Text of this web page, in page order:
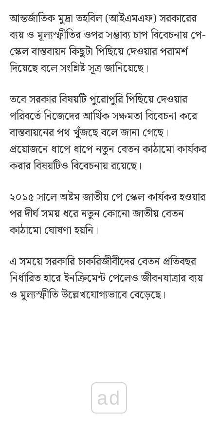
আন্তর্জাতিক মুদ্রা তহবিল (আইএমএফ) সরকারের
ব্যয় ও মূল্যস্ফীতির ওপর সম্ভাব্য চাপ বিবেচনায় পে-
স্কেল বাস্তবায়ন কিছুটা পিছিয়ে দেওয়ার পরামর্শ
দিয়েছে বলে সংশ্লিষ্ট সূত্র জানিয়েছে।
তবে সরকার বিষয়টি পুরোপুরি পিছিয়ে দেওয়ার
পরিবর্তে নিজেদের আর্থিক সক্ষমতা বিবেচনা করে
বাস্তবায়নের পথ খুঁজছে বলে জানা গেছে।
প্রয়োজনে ধাপে ধাপে নতুন বেতন কাঠামো কার্যকর
করার বিষয়টিও বিবেচনায় রয়েছে।
২০১৫ সালে অষ্টম জাতীয় পে স্কেল কার্যকর হওয়ার
পর দীর্ঘ সময় ধরে নতুন কোনো জাতীয় বেতন
কাঠামো ঘোষণা হয়নি।
এ সময়ে সরকারি চাকরিজীবীদের বেতন প্রতিবছর
নির্ধারিত হারে ইনক্রিমেন্ট পেলেও জীবনযাত্রার ব্যয়
ও মূল্যস্ফীতি উল্লেখযোগ্যভাবে বেড়েছে।
ad